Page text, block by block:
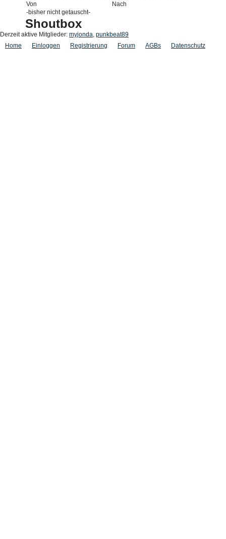
Von
Nach
-bisher nicht getauscht-
Shoutbox
Derzeit aktive Mitglieder: myjonda, punkbeat89
Home
Einloggen Registrierung Forum AGBs Datenschutz